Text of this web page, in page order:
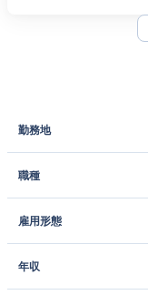
勤務地
職種
雇用形態
年収